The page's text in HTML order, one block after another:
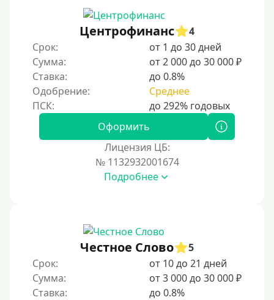
Центрофинанс
4
Срок:
от 1 до 30 дней
Сумма:
от 2 000 до 30 000 ₽
Ставка:
до 0.8%
Одобрение:
Среднее
Оформить
Лицензия ЦБ:
№ 1132932001674
Подробнее
Честное Слово
5
Срок:
от 10 до 21 дней
Сумма:
от 3 000 до 30 000 ₽
Ставка:
до 0.8%